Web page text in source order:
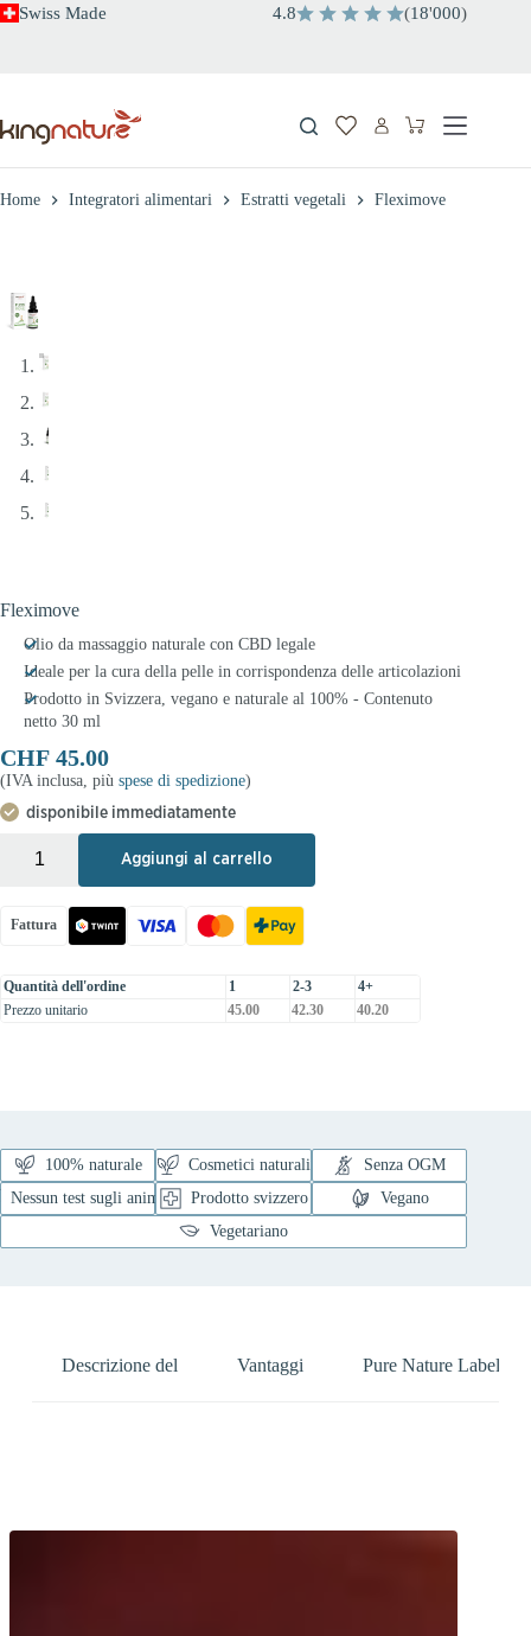
SaltaSwiss Made 4.8 (18'000)
Carrello
Home Integratori alimentari Estratti vegetali Fleximove
Fleximove
Olio da massaggio naturale con CBD legale
Ideale per la cura della pelle in corrispondenza delle articolazioni
Prodotto in Svizzera, vegano e naturale al 100% - Contenuto
netto 30 ml
CHF 45.00
(IVA inclusa, più spese di spedizione)
disponibile immediatamente
Aggiungi al carrello
Fattura
Quantità dell'ordine 1 2-3
4+
Prezzo unitario
45.00 42.30 40.20
100% naturale Cosmetici naturali
Senza OGM
Nessun test sugli animali
Prodotto svizzero
Vegano
Vegetariano
Descrizione del Vantaggi Pure Nature Label